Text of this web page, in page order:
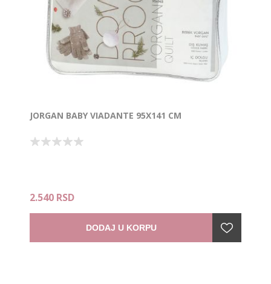
JORGAN BABY VIADANTE 95X141 CM
2.540 RSD
DODAJ U KORPU